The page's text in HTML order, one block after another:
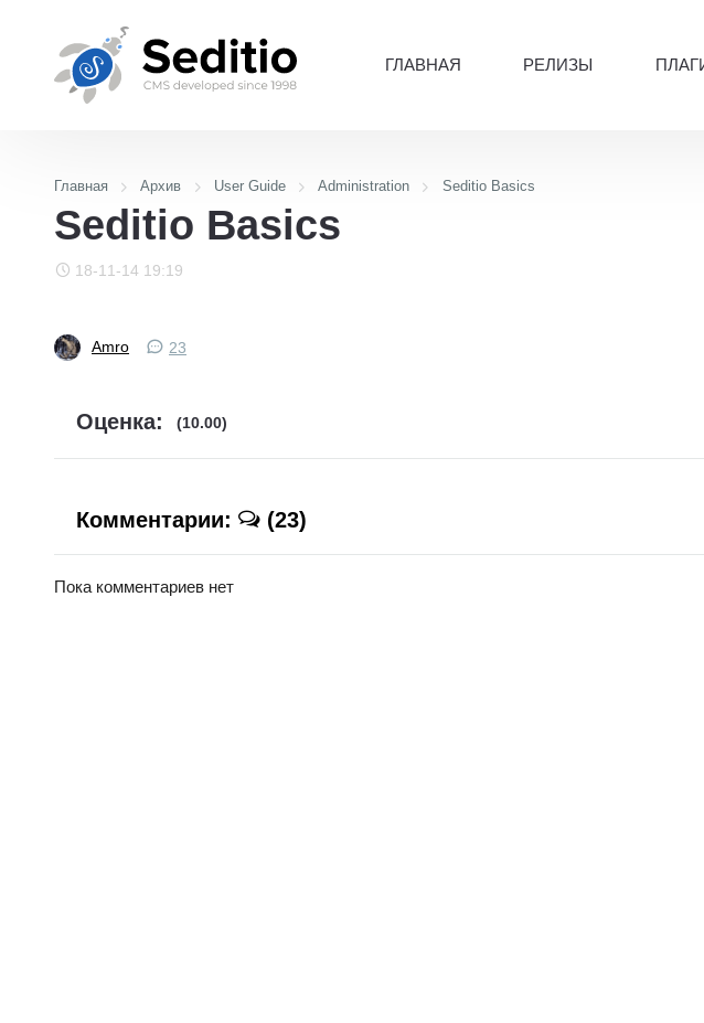
ГЛАВНАЯ РЕЛИЗЫ
Главная Архив User Guide Administration Seditio Basics
Seditio Basics
18-11-14 19:19
Amro 23
Оценка: (10.00)
Комментарии: (23)
Пока комментариев нет